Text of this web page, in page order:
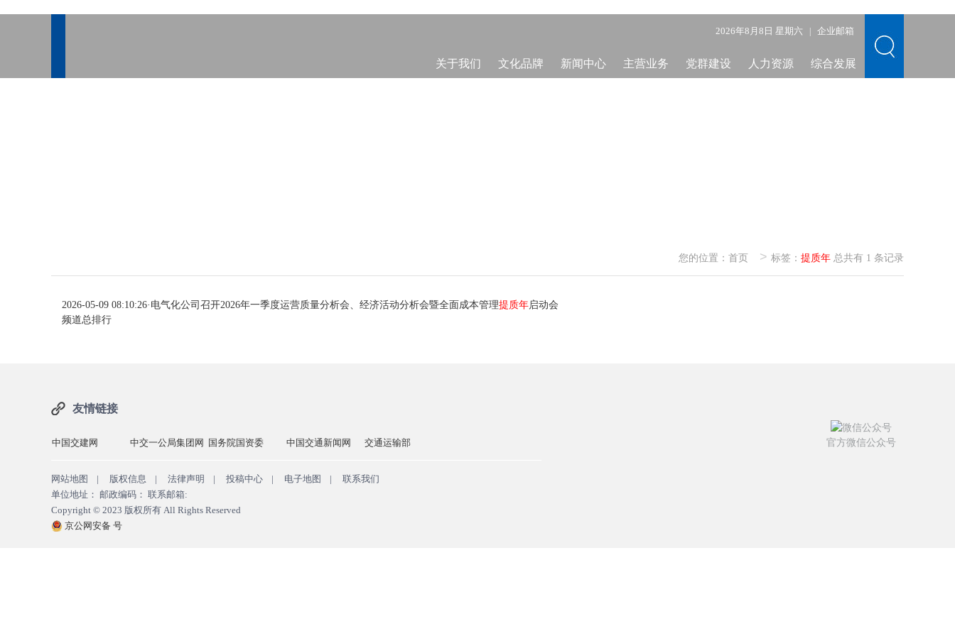
2026年8月8日 星期六 企业邮箱
关于我们 文化品牌 新闻中心 主营业务 党群建设 人力资源 综合发展
您的位置： 首页 > 标签： 提质年 总共有 1 条记录
2026-05-09 08:10:26· 电气化公司召开2026年一季度运营质量分析会、经济活动分析会暨全面成本管理提质年启动会
频道总排行
友情链接
中国交建网 中交一公局集团网 国务院国资委 中国交通新闻网 交通运输部
网站地图 | 版权信息 | 法律声明 | 投稿中心 | 电子地图 |
联系我们
单位地址： 邮政编码： 联系邮箱:
Copyright © 2023 版权所有 All Rights Reserved
京公网安备 号
官方微信公众号